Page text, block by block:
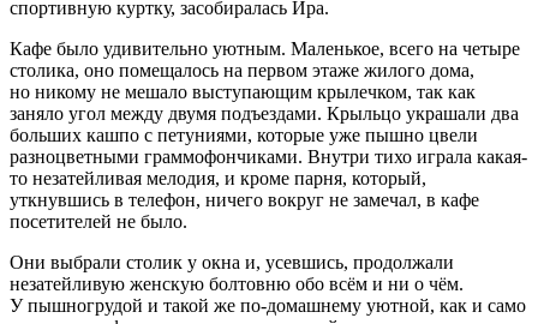
спортивную куртку, засобиралась Ира.
Кафе было удивительно уютным. Маленькое, всего на четыре
столика, оно помещалось на первом этаже жилого дома,
но никому не мешало выступающим крылечком, так как
заняло угол между двумя подъездами. Крыльцо украшали два
больших кашпо с петуниями, которые уже пышно цвели
разноцветными граммофончиками. Внутри тихо играла какая-
то незатейливая мелодия, и кроме парня, который,
уткнувшись в телефон, ничего вокруг не замечал, в кафе
посетителей не было.
Они выбрали столик у окна и, усевшись, продолжали
незатейливую женскую болтовню обо всём и ни о чём.
У пышногрудой и такой же по-домашнему уютной, как и само